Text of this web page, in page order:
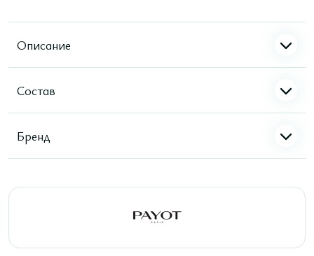
Описание
Состав
Бренд